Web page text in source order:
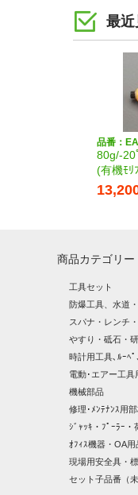
最近
品番：
80g/-20
(有機ﾓﾘ
商品カテゴリー
工具セット
防爆工具、水道
スパナ・レンチ
やすり・砥石・
時計用工具､ﾙｰﾍ
電動･エアー工具
機械部品
修理･ﾒﾝﾃﾅﾝｽ用
ｼﾞｬｯｷ・ﾌﾟｰﾗｰ・
ｵﾌｨｽ機器・OA
現場用安全具・
セット子品番（未